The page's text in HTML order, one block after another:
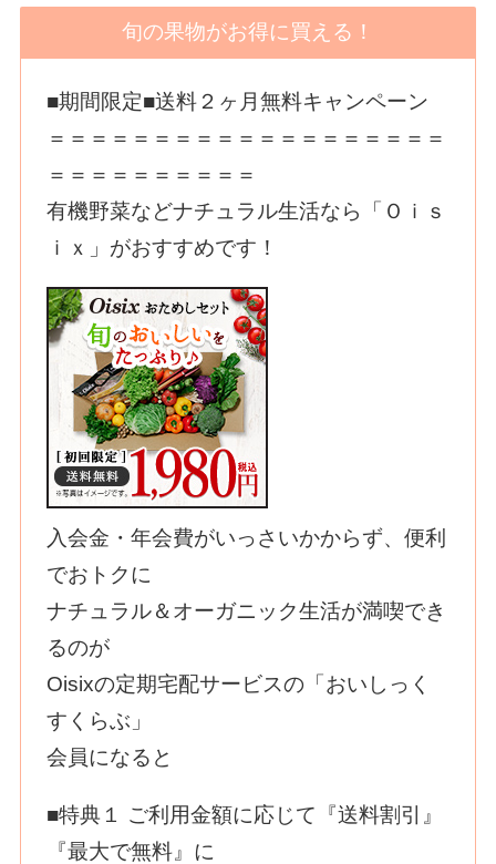
旬の果物がお得に買える！
■期間限定■送料２ヶ月無料キャンペーン
＝＝＝＝＝＝＝＝＝＝＝＝＝＝＝＝＝＝＝
＝＝＝＝＝＝＝＝＝＝
有機野菜などナチュラル生活なら「Ｏｉｓ
ｉｘ」がおすすめです！
入会金・年会費がいっさいかからず、便利
でおトクに
ナチュラル＆オーガニック生活が満喫でき
るのが
Оisixの定期宅配サービスの「おいしっく
すくらぶ」
会員になると
■特典１ ご利用金額に応じて『送料割引』
『最大で無料』に